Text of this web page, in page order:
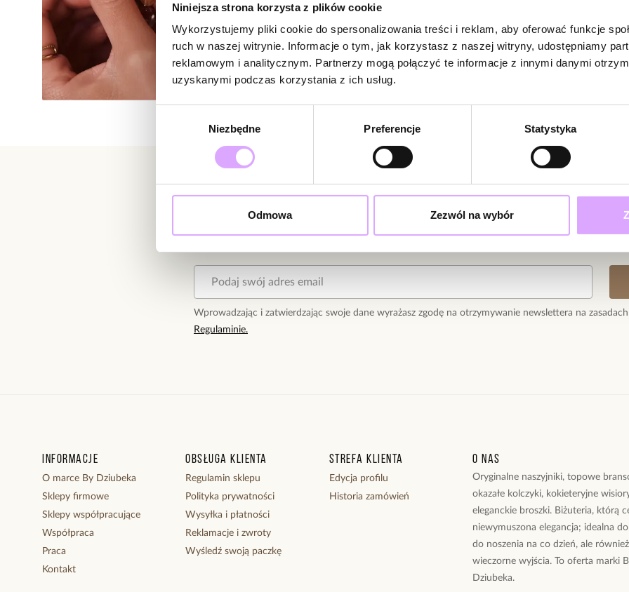
Niniejsza strona korzysta z plików cookie
Wykorzystujemy pliki cookie do spersonalizowania treści i reklam, aby oferować funkcje
ruch w naszej witrynie. Informacje o tym, jak korzystasz z naszej witryny, udostępniamy
reklamowym i analitycznym. Partnerzy mogą połączyć te informacje z innymi danymi
uzyskanymi podczas korzystania z ich usług.
Niezbędne Preferencje Statystyka
Odmowa Zezwól na wybór
biżuteria na
dodatek do
– przypomina o
Elementy:
Wielkość
Zawieszka:
Zobacz inne
5/ 5
W naszej
Lekka i
Newsletter
Bądź na bieżąco z nowościami i promocjami!
Wprowadzając i zatwierdzając swoje dane wyrażasz zgodę na otrzymywanie newslettera na
Regulaminie.
Informacje
O marce By Dziubeka
Sklepy firmowe
Sklepy współpracujące
Współpraca
Praca
Kontakt
Obsługa klienta
Regulamin sklepu
Polityka prywatności
Wysyłka i płatności
Reklamacje i zwroty
Wyśledź swoją paczkę
Strefa klienta
Edycja profilu
Historia zamówień
O nas
Oryginalne naszyjniki, topowe
okazałe kolczyki, kokieteryjne
eleganckie broszki. Biżuteria, którą
niewymuszona elegancja; idealna
do noszenia na co dzień, ale
wieczorne wyjścia. To oferta marki
Dziubeka.